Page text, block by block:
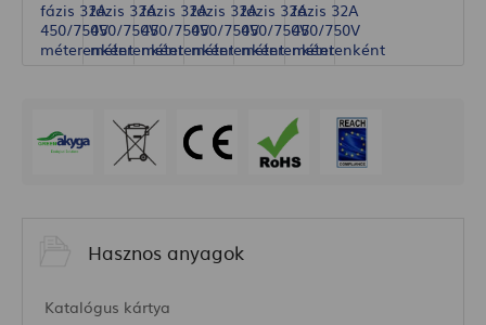
Hasznos anyagok
Katalógus kártya